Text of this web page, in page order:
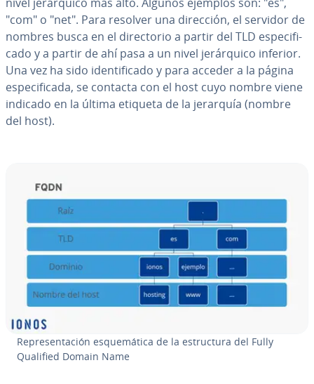
"com" o "net". Para resolver una dirección, el servidor de
nombres busca en el di­re­c­to­rio a partir del TLD es­pe­ci­fi­
ca­do y a partir de ahí pasa a un nivel je­rá­r­qui­co inferior.
Una vez ha sido ide­n­ti­fi­ca­do y para acceder a la página
es­pe­ci­fi­ca­da, se contacta con el host cuyo nombre viene
indicado en la última etiqueta de la jerarquía (nombre
del host).
Re­pre­se­n­ta­ción es­que­má­ti­ca de la es­tru­c­tu­ra del Fully
Qualified Domain Name